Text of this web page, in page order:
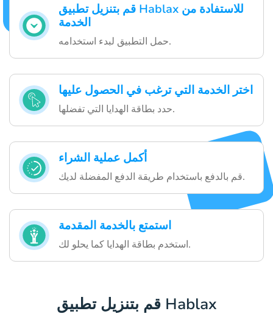
قم بتنزيل تطبيق Hablax للاستفادة من
الخدمة
حمل التطبيق لبدء استخدامه.
اختر الخدمة التي ترغب في الحصول عليها
حدد بطاقة الهدايا التي تفضلها.
أكمل عملية الشراء
قم بالدفع باستخدام طريقة الدفع المفضلة لديك.
استمتع بالخدمة المقدمة
استخدم بطاقة الهدايا كما يحلو لك.
قم بتنزيل تطبيق Hablax